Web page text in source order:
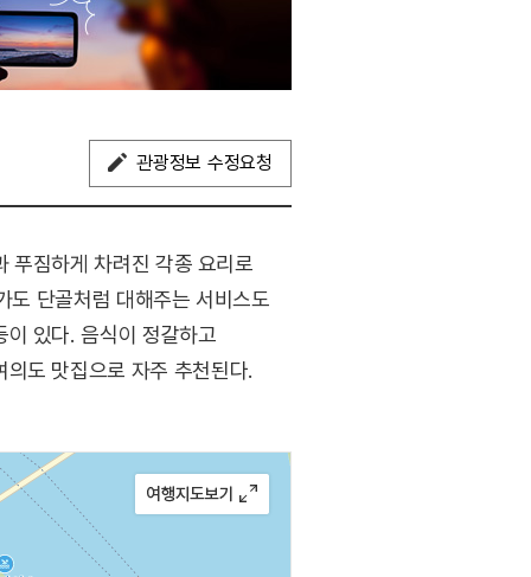
관광정보 수정요청
푸짐하게 차려진 각종 요리로
도 단골처럼 대해주는 서비스도
있다. 음식이 정갈하고
도 맛집으로 자주 추천된다.